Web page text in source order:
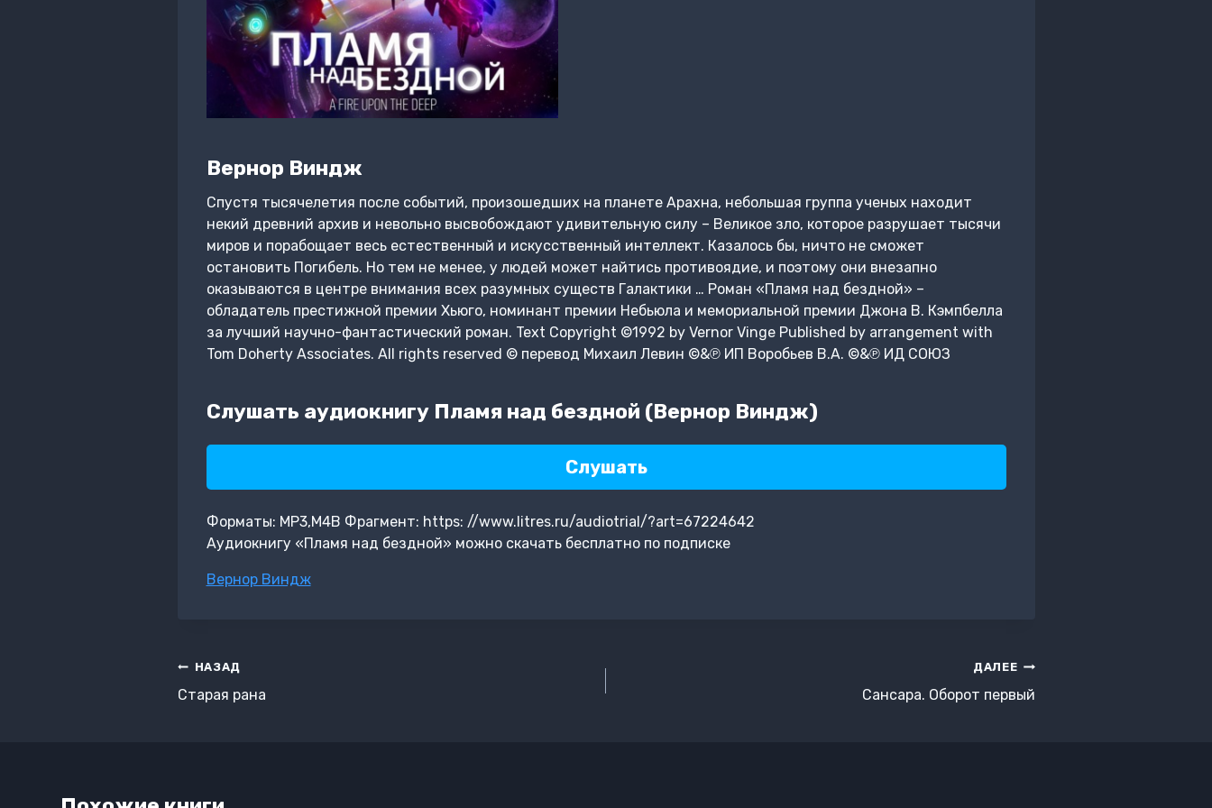
Вернор Виндж
Спустя тысячелетия после событий, произошедших на планете Арахна, небольшая группа ученых находит
некий древний архив и невольно высвобождают удивительную силу – Великое зло, которое разрушает тысячи
миров и порабощает весь естественный и искусственный интеллект. Казалось бы, ничто не сможет
остановить Погибель. Но тем не менее, у людей может найтись противоядие, и поэтому они внезапно
оказываются в центре внимания всех разумных существ Галактики … Роман «Пламя над бездной» –
обладатель престижной премии Хьюго, номинант премии Небьюла и мемориальной премии Джона В. Кэмпбелла
за лучший научно-фантастический роман. Text Copyright ©1992 by Vernor Vinge Published by arrangement with
Tom Doherty Associates. All rights reserved © перевод Михаил Левин ©&℗ ИП Воробьев В.А. ©&℗ ИД СОЮЗ
Слушать аудиокнигу Пламя над бездной (Вернор Виндж)
Слушать
Форматы: MP3,M4B Фрагмент: https: //www.litres.ru/audiotrial/?art=67224642
Аудиокнигу «Пламя над бездной» можно скачать бесплатно по подписке
Метки
Вернор Виндж
Навигация
по
НАЗАД
Старая рана
ДАЛЕЕ
Сансара. Оборот первый